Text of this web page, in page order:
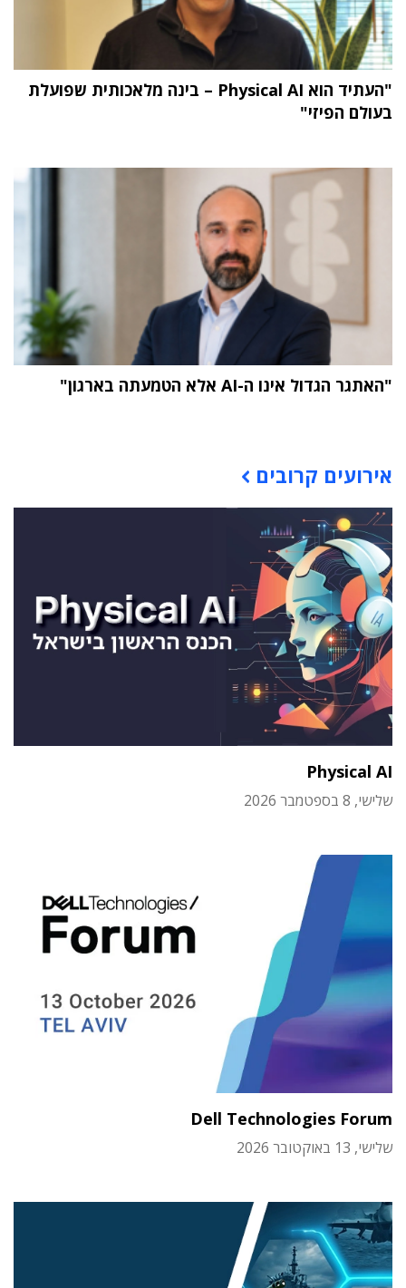
"העתיד הוא Physical AI – בינה מלאכותית שפועלת
בעולם הפיזי"
"האתגר הגדול אינו ה-AI אלא הטמעתה בארגון"
אירועים קרובים
Physical AI
שלישי, 8 בספטמבר 2026
Dell Technologies Forum
שלישי, 13 באוקטובר 2026